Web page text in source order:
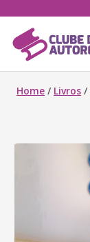
Home / Livros /